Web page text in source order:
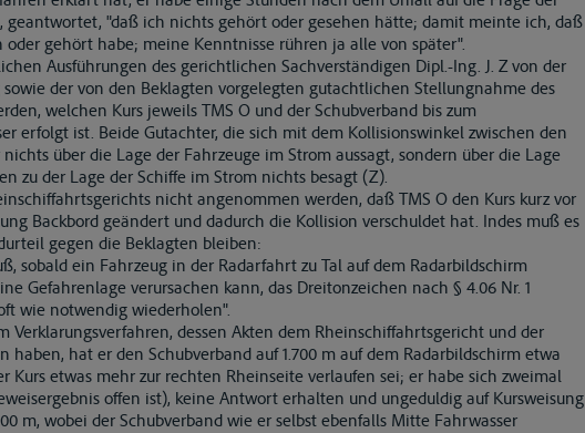
geantwortet, "daß ich nichts gehört oder gesehen hätte; damit meinte ich, daß
gehört habe; meine Kenntnisse rühren ja alle von später".
Ausführungen des gerichtlichen Sachverständigen Dipl.-Ing. J. Z von der
der von den Beklagten vorgelegten gutachtlichen Stellungnahme des
welchen Kurs jeweils TMS O und der Schubverband bis zum
erfolgt ist. Beide Gutachter, die sich mit dem Kollisionswinkel zwischen den
über die Lage der Fahrzeuge im Strom aussagt, sondern über die Lage
zu der Lage der Schiffe im Strom nichts besagt (Z).
nicht angenommen werden, daß TMS O den Kurs kurz vor
Backbord geändert und dadurch die Kollision verschuldet hat. Indes muß es
gegen die Beklagten bleiben:
sobald ein Fahrzeug in der Radarfahrt zu Tal auf dem Radarbildschirm
Gefahrenlage verursachen kann, das Dreitonzeichen nach § 4.06 Nr. 1
wie notwendig wiederholen".
Verklarungsverfahren, dessen Akten dem Rheinschiffahrtsgericht und der
haben, hat er den Schubverband auf 1.700 m auf dem Radarbildschirm etwa
etwas mehr zur rechten Rheinseite verlaufen sei; er habe sich zweimal
offen ist), keine Antwort erhalten und ungeduldig auf Kursweisung
m, wobei der Schubverband wie er selbst ebenfalls Mitte Fahrwasser